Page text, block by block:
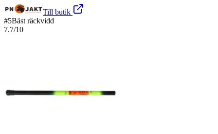
Till butik
#5Bäst räckvidd
7.7/10